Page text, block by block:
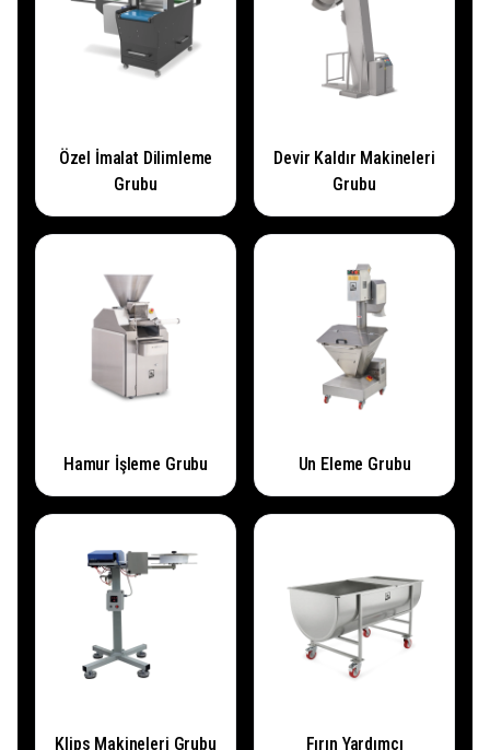
Özel İmalat Dilimleme
Grubu
Devir Kaldır Makineleri
Grubu
Hamur İşleme Grubu Un Eleme Grubu
Klips Makineleri Grubu Fırın Yardımcı